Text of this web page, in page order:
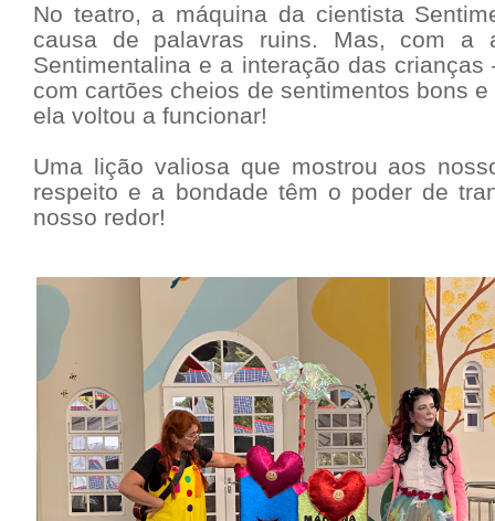
No teatro, a máquina da cientista
causa de palavras ruins. Mas, com a
Sentimentalina e a interação das
com cartões cheios de sentimentos bons
ela voltou a funcionar!
Uma lição valiosa que mostrou aos
respeito e a bondade têm o poder de
nosso redor!